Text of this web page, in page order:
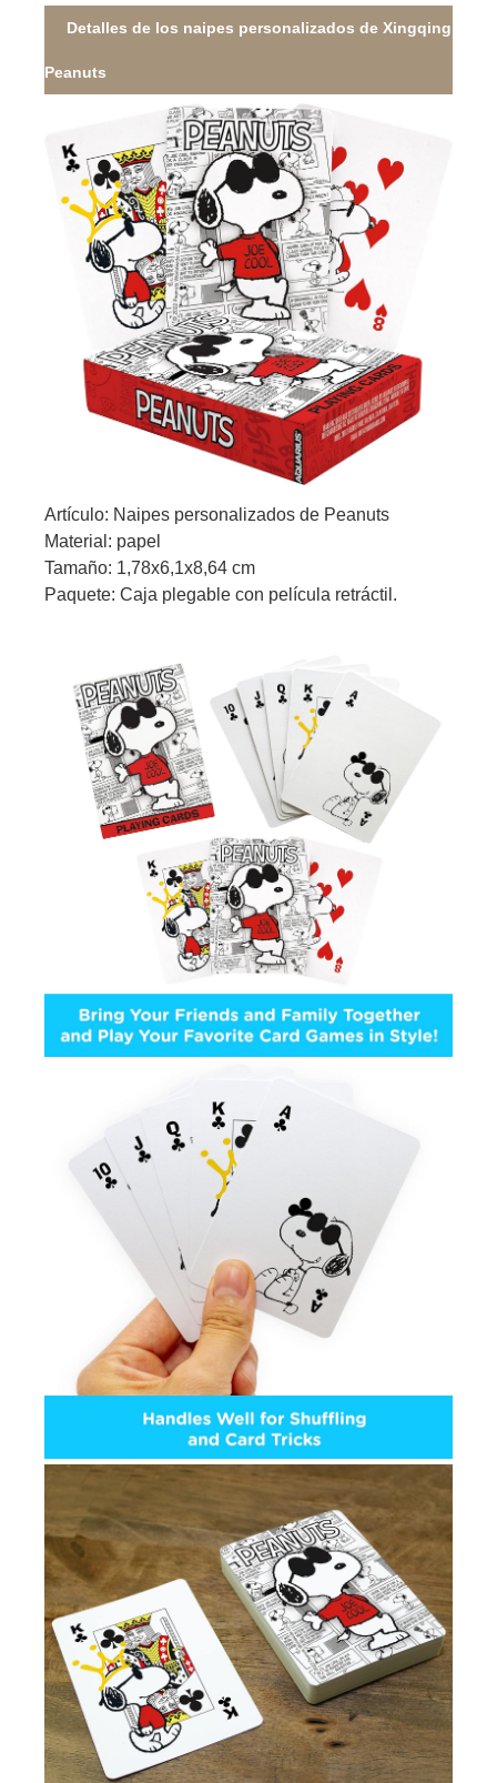
Detalles de los naipes personalizados de Xingqing
Peanuts
Artículo: Naipes personalizados de Peanuts
Material: papel
Tamaño: 1,78x6,1x8,64 cm
Paquete: Caja plegable con película retráctil.